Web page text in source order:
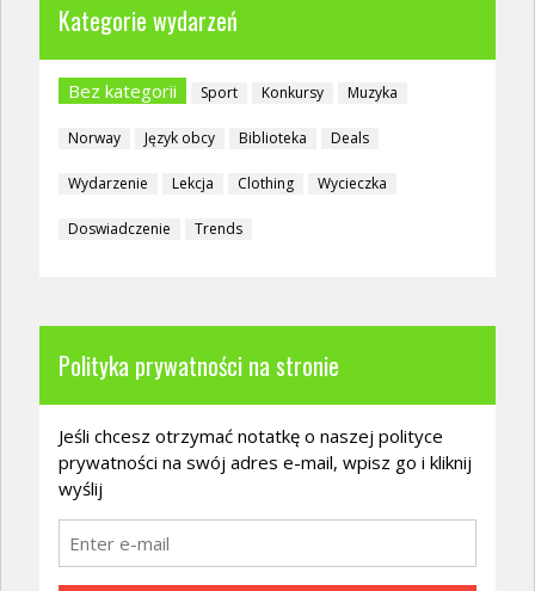
Kategorie wydarzeń
Bez kategorii Sport Konkursy Muzyka
Norway Język obcy Biblioteka Deals
Wydarzenie Lekcja Clothing Wycieczka
Doswiadczenie Trends
Polityka prywatności na stronie
Jeśli chcesz otrzymać notatkę o naszej polityce
prywatności na swój adres e-mail, wpisz go i kliknij
wyślij